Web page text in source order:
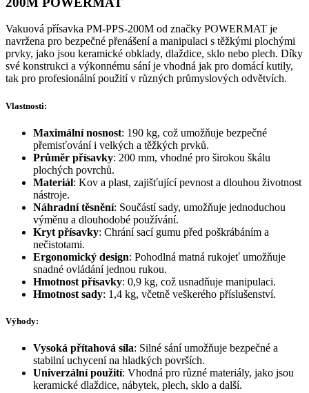
Vakuová přísavka PM-PPS-200M od značky POWERMAT je
navržena pro bezpečné přenášení a manipulaci s těžkými plochými
prvky, jako jsou keramické obklady, dlaždice, sklo nebo plech. Díky
své konstrukci a výkonnému sání je vhodná jak pro domácí kutily,
tak pro profesionální použití v různých průmyslových odvětvích.
Vlastnosti:
Maximální nosnost: 190 kg, což umožňuje bezpečné
přemisťování i velkých a těžkých prvků.
Průměr přísavky: 200 mm, vhodné pro širokou škálu
plochých povrchů.
Materiál: Kov a plast, zajišťující pevnost a dlouhou životnost
nástroje.
Náhradní těsnění: Součástí sady, umožňuje jednoduchou
výměnu a dlouhodobé používání.
Kryt přísavky: Chrání sací gumu před poškrábáním a
nečistotami.
Ergonomický design: Pohodlná matná rukojeť umožňuje
snadné ovládání jednou rukou.
Hmotnost přísavky: 0,9 kg, což usnadňuje manipulaci.
Hmotnost sady: 1,4 kg, včetně veškerého příslušenství.
Výhody:
Vysoká přítahová síla: Silné sání umožňuje bezpečné a
stabilní uchycení na hladkých površích.
Univerzální použití: Vhodná pro různé materiály, jako jsou
keramické dlaždice, nábytek, plech, sklo a další.